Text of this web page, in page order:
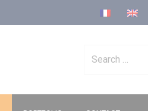
Search